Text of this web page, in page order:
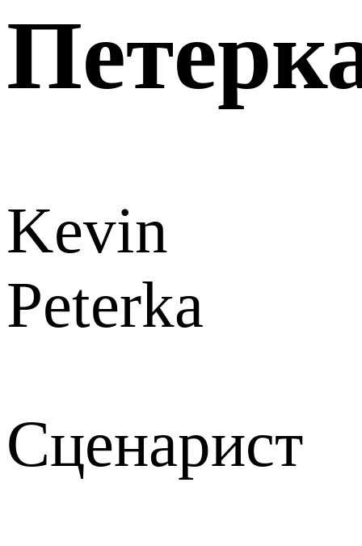
Kevin
Peterka
Сценарист